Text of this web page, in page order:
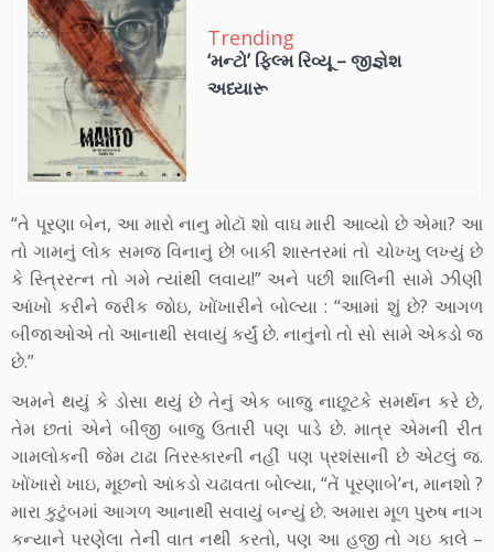
Trending
‘મન્ટો’ ફિલ્મ રિવ્યૂ – જીજ્ઞેશ
અધ્યારૂ
“તે પૂરણા બેન, આ મારો નાનુ મોટૉ શો વાઘ મારી આવ્યો છે એમા? આ
તો ગામનું લોક સમજ વિનાનું છે! બાકી શાસ્તરમાં તો ચોખ્ખુ લખ્યું છે
કે સ્ત્રિરત્ન તો ગમે ત્યાંથી લવાય!” અને પછી શાલિની સામે ઝીણી
આંખો કરીને જરીક જોઇ, ખોંખારીને બોલ્યા : “આમાં શું છે? આગળ
બીજાઓએ તો આનાથી સવાયું કર્યું છે. નાનુંનો તો સો સામે એકડો જ
છે.”
અમને થયું કે ડોસા થયું છે તેનું એક બાજુ નાછૂટકે સમર્થન કરે છે,
તેમ છતાં એને બીજી બાજુ ઉતારી પણ પાડે છે. માત્ર એમની રીત
ગામલોકની જેમ ટાઢા તિરસ્કારની નહીં પણ પ્રશંસાની છે એટલું જ.
ખોંખારો ખાઇ, મૂછનો આંકડો ચઢાવતા બોલ્યા, “તેં પૂરણાબે’ન, માનશો ?
મારા કુટુંબમાં આગળ આનાથી સવાયું બન્યું છે. અમારા મૂળ પુરુષ નાગ
કન્યાને પરણેલા તેની વાત નથી કરતો, પણ આ હજી તો ગઇ કાલે –